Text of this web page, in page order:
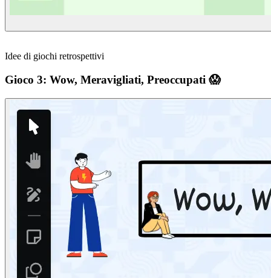
Idee di giochi retrospettivi
Gioco 3: Wow, Meravigliati, Preoccupati 😱